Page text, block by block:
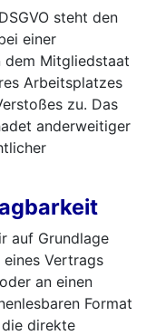
steht den
einer
dem Mitgliedstaat
Arbeitsplatzes
zu. Das
anderweitiger
auf Grundlage
Vertrags
an einen
Format
die direkte